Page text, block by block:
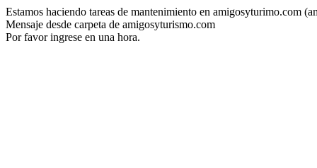
Estamos haciendo tareas de mantenimiento en amigosyturimo.com
Mensaje desde carpeta de amigosyturismo.com
Por favor ingrese en una hora.